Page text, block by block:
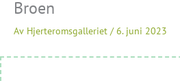
Broen
Av Hjerteromsgalleriet /6. juni 2023